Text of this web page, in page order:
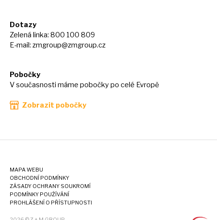
Dotazy
Zelená linka: 800 100 809
E-mail: zmgroup@zmgroup.cz
Pobočky
V současnosti máme pobočky po celé Evropě
Zobrazit pobočky
MAPA WEBU
OBCHODNÍ PODMÍNKY
ZÁSADY OCHRANY SOUKROMÍ
PODMÍNKY POUŽÍVÁNÍ
PROHLÁŠENÍ O PŘÍSTUPNOSTI